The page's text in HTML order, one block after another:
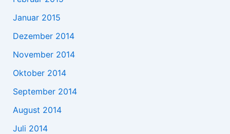
Januar 2015
Dezember 2014
November 2014
Oktober 2014
September 2014
August 2014
Juli 2014